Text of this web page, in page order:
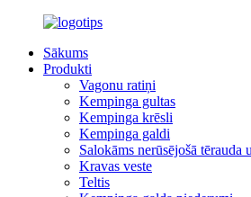
Sākums
Produkti
Vagonu ratiņi
Kempinga gultas
Kempinga krēsli
Kempinga galdi
Salokāms nerūsējošā tērauda
Kravas veste
Teltis